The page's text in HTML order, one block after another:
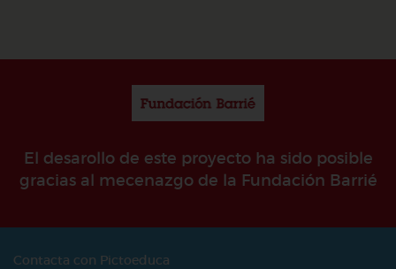
El desarollo de este proyecto ha sido posible
gracias al mecenazgo de la Fundación Barrié
Contacta con Pictoeduca